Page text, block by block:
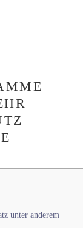
unter anderem